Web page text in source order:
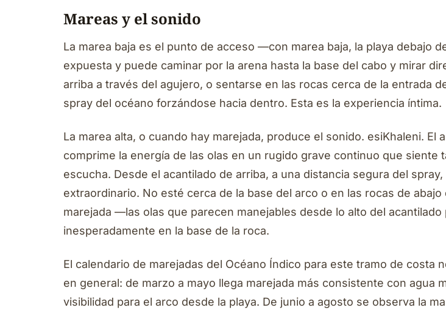
Mareas y el sonido
La marea baja es el punto de acceso —con marea baja, la playa debajo
expuesta y puede caminar por la arena hasta la base del cabo y mirar
arriba a través del agujero, o sentarse en las rocas cerca de la entrada
spray del océano forzándose hacia dentro. Esta es la experiencia íntima.
La marea alta, o cuando hay marejada, produce el sonido. esiKhaleni. El
comprime la energía de las olas en un rugido grave continuo que siente
escucha. Desde el acantilado de arriba, a una distancia segura del
extraordinario. No esté cerca de la base del arco o en las rocas de abajo
marejada —las olas que parecen manejables desde lo alto del
inesperadamente en la base de la roca.
El calendario de marejadas del Océano Índico para este tramo de costa
en general: de marzo a mayo llega marejada más consistente con agua
visibilidad para el arco desde la playa. De junio a agosto se observa la